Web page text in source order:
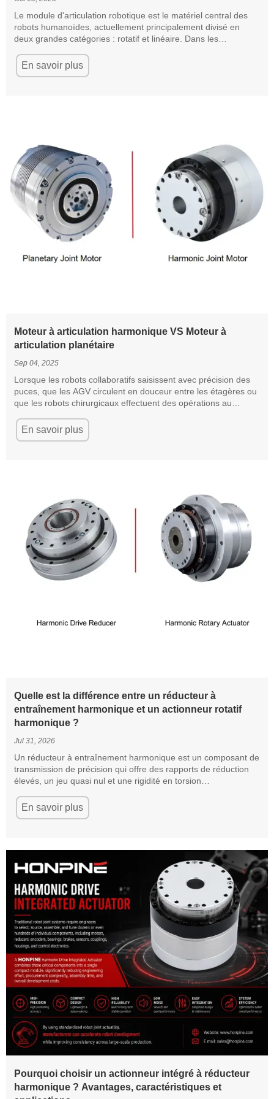
Le module d'articulation robotique est le matériel central des
robots humanoïdes, actuellement principalement divisé en
deux grandes catégories : rotatif et linéaire. Dans les
des compromis basés sur le scénario d'application et le coût de
fabrication.
En savoir plus
Moteur à articulation harmonique VS Moteur à
articulation planétaire
Sep 04, 2025
Lorsque les robots collaboratifs saisissent avec précision des
puces, que les AGV circulent en douceur entre les étagères ou
que les robots chirurgicaux effectuent des opérations au
d'articulation contient un "cœur de puissance" qui détermine
ses performances : le réducteur. Parmi eux, les réducteurs
En savoir plus
Quelle est la différence entre un réducteur à
entraînement harmonique et un actionneur rotatif
harmonique ?
Jul 31, 2026
Un réducteur à entraînement harmonique est un composant de
transmission de précision qui offre des rapports de réduction
élevés, un jeu quasi nul et une rigidité en torsion
essentiels utilisés dans les robots industriels, les équipements
pour semi-conducteurs, les dispositifs médicaux et les
mouvement rotatif qui intègre un moteur couple sans cadre, un
réducteur à entraînement harmonique, un codeur, un frein, des
roulements et des composants électroniques de servo-
commande dans un module compact. Il ne s’agit pas d’un
simple composant de transmission, mais d’un actionneur
entièrement intégré, conçu pour un contrôle précis des
mouvements et une intégration simplifiée dans les machines.
En résumé, un réducteur à entraînement harmonique assure la
transmission de précision, tandis qu’un actionneur rotatif
harmonique fournit un mouvement rotatif complet.
En savoir plus
Pourquoi choisir un actionneur intégré à réducteur
harmonique ? Avantages, caractéristiques et